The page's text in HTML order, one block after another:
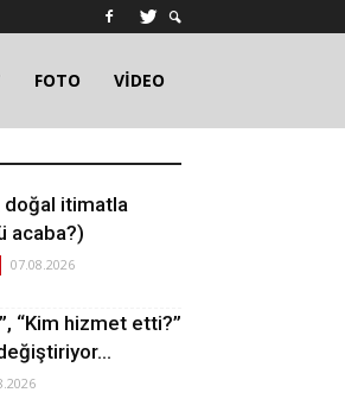
FOTO VİDEO
doğal itimatla
acaba?)
07.08.2026
“Kim hizmet etti?”